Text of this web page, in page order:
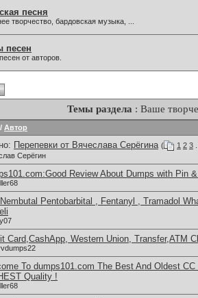
песня
творчество, бардовская музыка, ...
песен
от авторов.
Темы раздела : Ваше
/ Автор
Перепевки от Вячеслава Серёгина ( 1 2 3
Серёгин
Review About Dumps with Pin
Pentobarbital , Fentanyl , Tramadol
Card,CashApp, Western Union, Transfer,ATM
To dumps101.com The Best And Oldest
Quality !